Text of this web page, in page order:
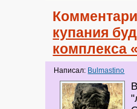
купания
комплекса
Написал: Bulmastino